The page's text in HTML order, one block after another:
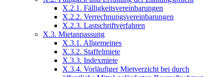
X.2.1. Fälligkeitsvereinbarungen
X.2.2. Verrechnungsvereinbarungen
X.2.3. Lastschriftverfahren
X.3. Mietanpassung
X.3.1. Allgemeines
X.3.2. Staffelmiete
X.3.3. Indexmiete
X.3.4. Vorläufiger Mietverzicht bei durch